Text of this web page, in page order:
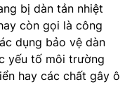
bị dàn tản nhiệt
còn gọi là công
dụng bảo vệ dàn
yếu tố môi trường
hay các chất gây ô